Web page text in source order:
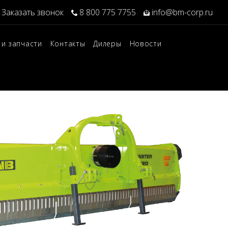
Заказать звонок 8 800 775 7755 info@bm-corp.ru
запчасти Контакты Дилеры Новости